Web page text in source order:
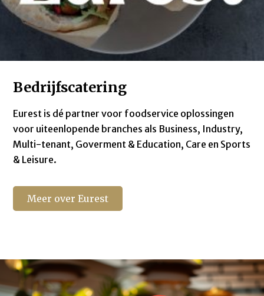
Bedrijfscatering
Eurest is dé partner voor foodservice oplossingen
voor uiteenlopende branches als Business, Industry,
Multi-tenant, Goverment & Education, Care en Sports
& Leisure.
Meer over Eurest